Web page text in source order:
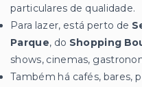
particulares de qualidade.
Para lazer, está perto de
Parque, do Shopping
shows, cinemas,
Também há cafés, bares,